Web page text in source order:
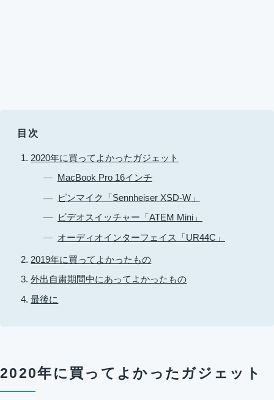
目次
2020年に買ってよかったガジェット
MacBook Pro 16インチ
ピンマイク「Sennheiser XSD-W」
ビデオスイッチャー「ATEM Mini」
オーディオインターフェイス「UR44C」
2019年に買ってよかったもの
外出自粛期間中にあってよかったもの
最後に
2020年に買ってよかったガジェット